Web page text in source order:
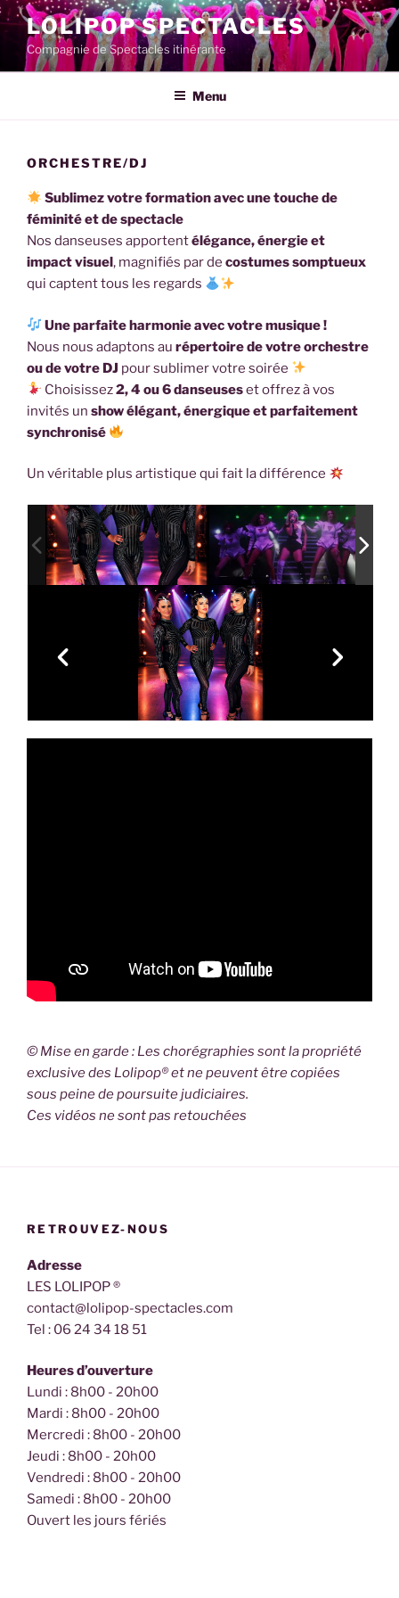
Aller
au
contenu
principal
LOLIPOP SPECTACLES
Compagnie de Spectacles itinérante
Menu
ORCHESTRE/DJ
Sublimez votre formation avec une touche de
féminité et de spectacle
Nos danseuses apportentélégance, énergie et
impact visuel, magnifiés par de costumes somptueux
qui captent tous les regards
Une parfaite harmonie avec votre musique !
Nous nous adaptons au répertoire de votre orchestre
ou de votre DJ pour sublimer votre soirée
Choisissez2, 4 ou 6 danseuseset offrez à vos
invités un show élégant, énergique et parfaitement
synchronisé
Un véritable plus artistique qui fait la différence
© Mise en garde : Les chorégraphies sont la propriété
exclusive des Lolipop® et ne peuvent être copiées
sous peine de poursuite judiciaires.
Ces vidéos ne sont pas retouchées
RETROUVEZ-NOUS
Adresse
LES LOLIPOP ®
contact@lolipop-spectacles.com
Tel : 06 24 34 18 51
Heures d’ouverture
Lundi : 8h00 - 20h00
Mardi : 8h00 - 20h00
Mercredi : 8h00 - 20h00
Jeudi : 8h00 - 20h00
Vendredi : 8h00 - 20h00
Samedi : 8h00 - 20h00
Ouvert les jours fériés